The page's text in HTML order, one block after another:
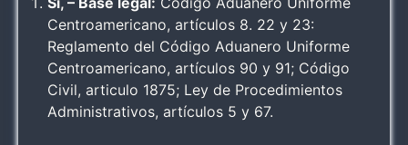
Centroamericano, artículos 8. 22 y 23:
Reglamento del Código Aduanero Uniforme
Centroamericano, artículos 90 y 91; Código
Civil, articulo 1875; Ley de Procedimientos
Administrativos, artículos 5 y 67.